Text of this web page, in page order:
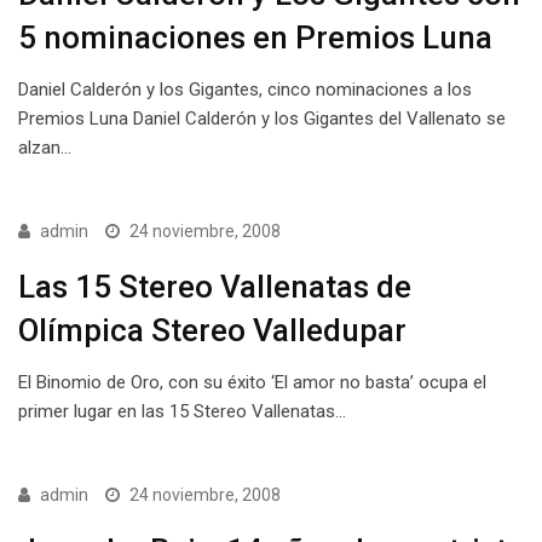
5 nominaciones en Premios Luna
Daniel Calderón y los Gigantes, cinco nominaciones a los
Premios Luna Daniel Calderón y los Gigantes del Vallenato se
alzan…
admin 24 noviembre, 2008
Las 15 Stereo Vallenatas de
Olímpica Stereo Valledupar
El Binomio de Oro, con su éxito ‘El amor no basta’ ocupa el
primer lugar en las 15 Stereo Vallenatas…
admin 24 noviembre, 2008